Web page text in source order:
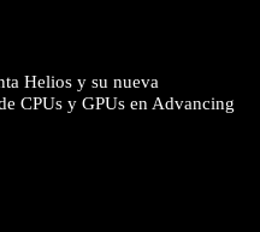
Helios y su nueva
CPUs y GPUs en Advancing